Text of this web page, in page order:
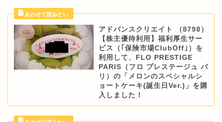
アドバンスクリエイト （8798）
【株主優待利用】福利厚生サー
ビス（｢保険市場ClubOff｣）を
利用して、FLO PRESTIGE
PARIS（フロ プレステージュ パ
リ）の「メロンのスペシャルシ
ョートケーキ(誕生日Ver.)」を購
入しました！